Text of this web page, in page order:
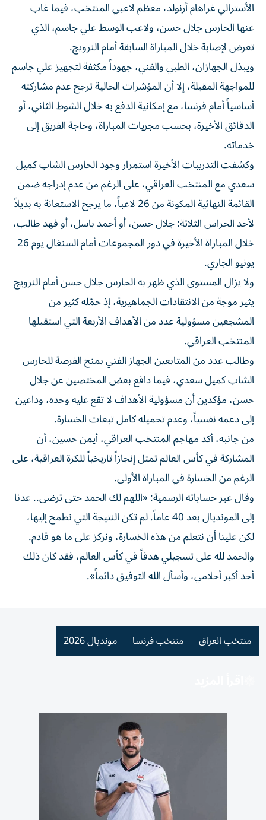
الأسترالي غراهام أرنولد، معظم لاعبي المنتخب، فيما غاب
عنها الحارس جلال حسن، ولاعب الوسط علي جاسم، الذي
تعرض لإصابة خلال المباراة السابقة أمام النرويج.
ويبذل الجهازان، الطبي والفني، جهوداً مكثفة لتجهيز علي جاسم
للمواجهة المقبلة، إلا أن المؤشرات الحالية ترجح عدم مشاركته
أساسياً أمام فرنسا، مع إمكانية الدفع به خلال الشوط الثاني، أو
الدقائق الأخيرة، بحسب مجريات المباراة، وحاجة الفريق إلى
خدماته.
وكشفت التدريبات الأخيرة استمرار وجود الحارس الشاب كميل
سعدي مع المنتخب العراقي، على الرغم من عدم إدراجه ضمن
القائمة النهائية المكونة من 26 لاعباً، ما يرجح الاستعانة به بديلاً
لأحد الحراس الثلاثة: جلال حسن، أو أحمد باسل، أو فهد طالب،
خلال المباراة الأخيرة في دور المجموعات أمام السنغال يوم 26
يونيو الجاري.
ولا يزال المستوى الذي ظهر به الحارس جلال حسن أمام النرويج
يثير موجة من الانتقادات الجماهيرية، إذ حمّله كثير من
المشجعين مسؤولية عدد من الأهداف الأربعة التي استقبلها
المنتخب العراقي.
وطالب عدد من المتابعين الجهاز الفني بمنح الفرصة للحارس
الشاب كميل سعدي، فيما دافع بعض المختصين عن جلال
حسن، مؤكدين أن مسؤولية الأهداف لا تقع عليه وحده، وداعين
إلى دعمه نفسياً، وعدم تحميله كامل تبعات الخسارة.
من جانبه، أكد مهاجم المنتخب العراقي، أيمن حسين، أن
المشاركة في كأس العالم تمثل إنجازاً تاريخياً للكرة العراقية، على
الرغم من الخسارة في المباراة الأولى.
وقال عبر حساباته الرسمية: «اللهم لك الحمد حتى ترضى.. عدنا
إلى المونديال بعد 40 عاماً. لم تكن النتيجة التي نطمح إليها،
لكن علينا أن نتعلم من هذه الخسارة، ونركز على ما هو قادم.
والحمد لله على تسجيلي هدفاً في كأس العالم، فقد كان ذلك
أحد أكبر أحلامي، وأسأل الله التوفيق دائماً».
منتخب العراق منتخب فرنسا مونديال 2026